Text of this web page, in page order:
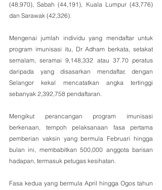
(48,970), Sabah (44,191), Kuala Lumpur (43,776)
dan Sarawak (42,326).
Mengenai jumlah individu yang mendaftar untuk
program imunisasi itu, Dr Adham berkata, setakat
semalam, seramai 9,148,332 atau 37.70 peratus
daripada yang disasarkan mendaftar, dengan
Selangor kekal mencatatkan angka tertinggi
sebanyak 2,392,758 pendaftaran.
Mengikut perancangan program imunisasi
berkenaan, tempoh pelaksanaan fasa pertama
pemberian vaksin yang bermula Februari hingga
bulan ini, membabitkan 500,000 anggota barisan
hadapan, termasuk petugas kesihatan.
Fasa kedua yang bermula April hingga Ogos tahun